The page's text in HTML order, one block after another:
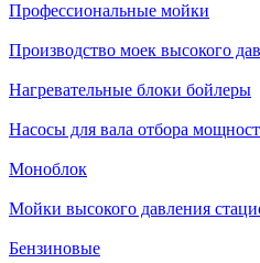
Профессиональные мойки
Производство моек высокого
Нагревательные блоки бойлеры
Насосы для вала отбора
Моноблок
Мойки высокого давления
Бензиновые